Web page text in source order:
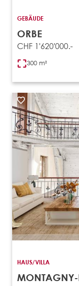
GEBÄUDE
ORBE
CHF 1'620'000.-
300 m²
HAUS/VILLA
MONTAGNY-